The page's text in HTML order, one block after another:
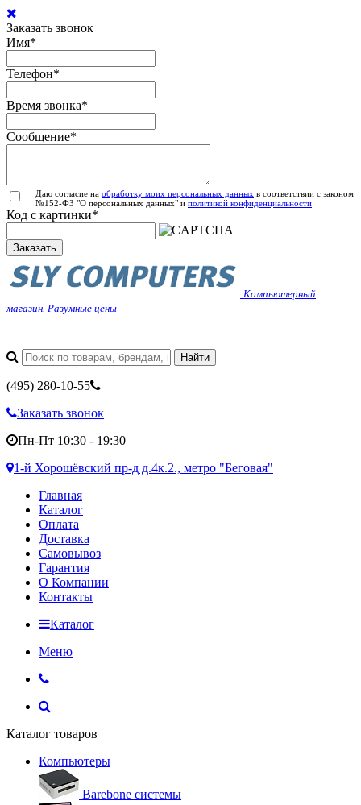
Заказать звонок
Имя*
Телефон*
Время звонка*
Сообщение*
Даю согласие на обработку моих персональных данных в соответствии с законом
№152-ФЗ "О персональных данных" и политикой конфиденциальности
Код с картинки*
Заказать
Компьютерный
магазин. Разумные цены
(495) 280-10-55
Заказать звонок
Пн-Пт 10:30 - 19:30
1-й Хорошёвский пр-д д.4к.2., метро "Беговая"
Главная
Каталог
Оплата
Доставка
Самовывоз
Гарантия
О Компании
Контакты
Каталог
Меню
Каталог товаров
Компьютеры
Barebone системы